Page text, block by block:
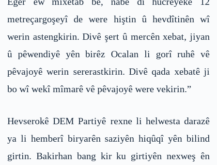
metreçargoşeyî de were hiştin û hevdîtinên wî
werin astengkirin. Divê şert û mercên xebat, jiyan
û pêwendiyê yên birêz Ocalan li gorî ruhê vê
pêvajoyê werin sererastkirin. Divê qada xebatê ji
bo wî wekî mîmarê vê pêvajoyê were vekirin.”
Hevserokê DEM Partiyê rexne li helwesta darazê
ya li hemberî biryarên saziyên hiqûqî yên bilind
girtin. Bakirhan bang kir ku girtiyên nexweş ên